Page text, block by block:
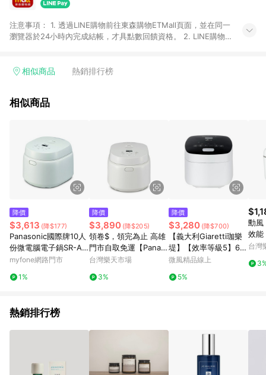
注意事項： 1. 透過LINE購物前往東森購物ETMall頁面，並在同一
瀏覽器於24小時內完成結帳，才具點數回饋資格。 2. LINE購物
單，皆不在點數回饋範圍內。 3. 如購買以下類別商品，將無法獲
球嚴選、商城、專案商品、「草莓網」全館商品。 4. 如取消訂
實際回饋請依LINE購物通知為主。 6. 訂單如有使用東森購物
ETMall站內之折扣優惠(包含但不限於東森幣、樂透金、東森現金
券等)，不具點數回饋資格。詳細請依東森購物ETMall之結帳頁面
顯示為準。 7. LINE購物設有「單一商品最高回饋點數」機制(特
殊活動時開放「回饋無上限」)，以同一訂單中同一商品不論件數
計算，並依訂單成立時間當下LINE購物所設定的回饋機制為準。
如顯示之商品規格、顏色、價位、贈品與東森購物ETMall銷售網
頁不符，以銷售網頁標示為準。 9. 若有贈點爭議，請務必於訂單
日期+180天以內至LINE購物客服洽詢；若超過180天(含)以上進
行申訴，恕無法贈點回饋。 10. 部分點數紅包僅限指定商品使
用，或不適用於無回饋商品。各點數紅包之適用商品與使用條件
請依點數紅包頁面規則為準。
相似商品 熱銷排行榜
相似商品
降價
$3,613 (降$177)
Panasonic國際牌10人
份微電腦電子鍋SR-A11
8D(無安裝 純配送至一
myfone網路門市
1%
降價
$3,890 (降$205)
領卷$，領完為止 高雄
門市自取免運【Panas
onic】十人份微電腦電
台灣樂天市場
3%
降價
$3,280 (降$700)
【義大利Giaretti珈樂
堤】【效率等級5】6人
份不銹鋼舒肥電子鍋(G
微風精品線上
5%
勳風
效能
子
台灣
熱銷排行榜